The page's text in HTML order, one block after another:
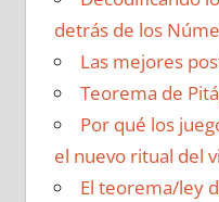
detrás de los
Las mejores
Teorema de
Por qué los
el nuevo ritual del
El teorema/ley